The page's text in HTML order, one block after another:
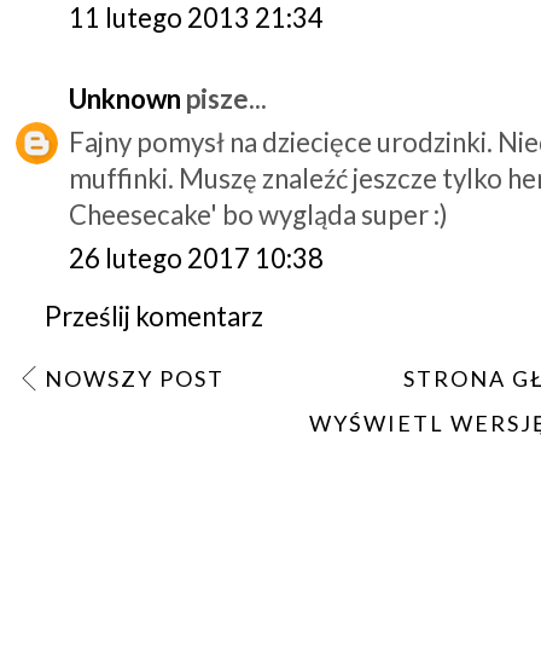
11 lutego 2013 21:34
Unknown pisze...
Fajny pomysł na dziecięce urodzinki.
muffinki. Muszę znaleźć jeszcze tylko
Cheesecake' bo wygląda super :)
26 lutego 2017 10:38
Prześlij komentarz
NOWSZY POST
STRONA
WYŚWIETL